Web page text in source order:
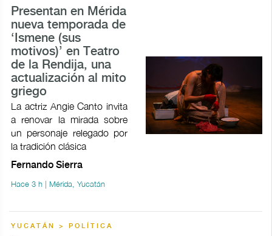
Presentan en Mérida
nueva temporada de
‘Ismene (sus
motivos)’ en Teatro
de la Rendija, una
actualización al mito
griego
La actriz Angie Canto invita
a renovar la mirada sobre
un personaje relegado por
la tradición clásica
Fernando Sierra
Hace 3 h | Mérida, Yucatán
YUCATÁN > POLÍTICA